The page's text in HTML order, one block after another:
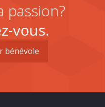
passion?
vous.
bénévole